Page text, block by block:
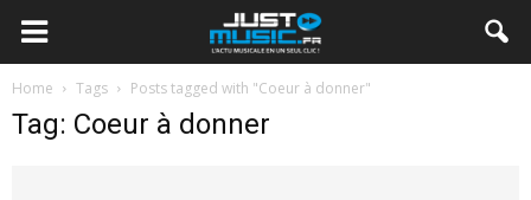
Home Tags Posts tagged with "Coeur à donner"
Tag: Coeur à donner